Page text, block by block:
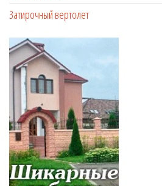
Затирочный вертолет